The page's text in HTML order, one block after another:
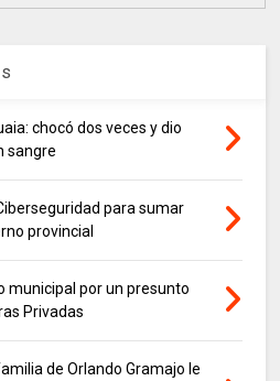
chocó dos veces y dio
sangre
para sumar
provincial
municipal por un presunto
Privadas
de Orlando Gramajo le